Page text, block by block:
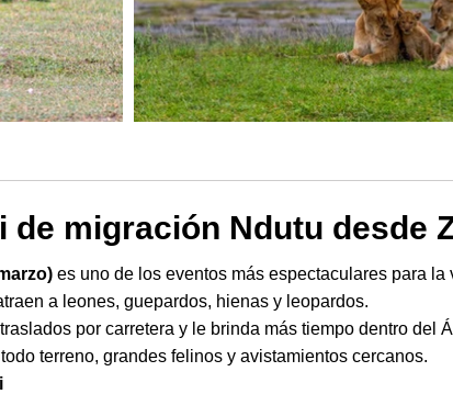
de migración Ndutu desde
es uno de los eventos más espectaculares para
a leones, guepardos, hienas y leopardos.
por carretera y le brinda más tiempo dentro del
terreno, grandes felinos y avistamientos cercanos.